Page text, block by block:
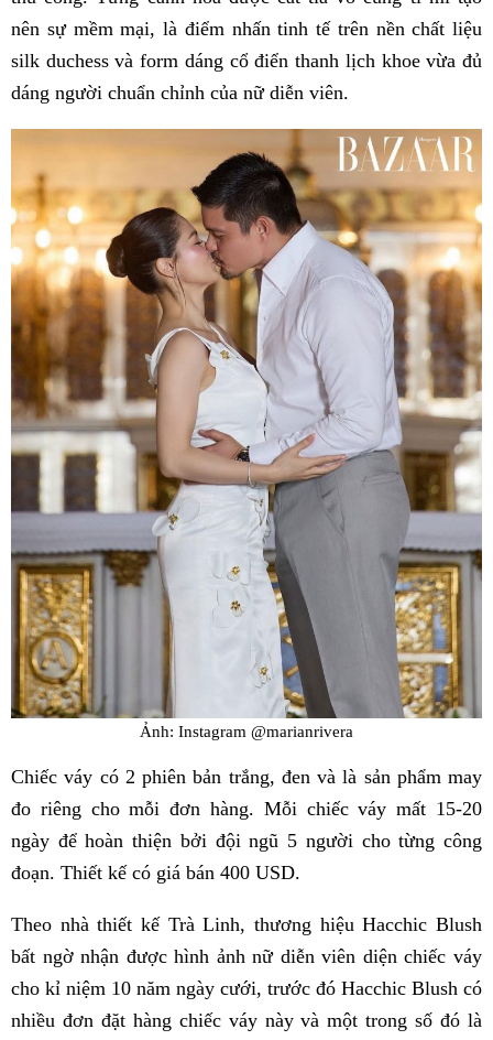
nên sự mềm mại, là điểm nhấn tinh tế trên nền chất liệu
silk duchess và form dáng cổ điển thanh lịch khoe vừa đủ
dáng người chuẩn chỉnh của nữ diễn viên.
Ảnh: Instagram @marianrivera
Chiếc váy có 2 phiên bản trắng, đen và là sản phẩm may
đo riêng cho mỗi đơn hàng. Mỗi chiếc váy mất 15-20
ngày để hoàn thiện bởi đội ngũ 5 người cho từng công
đoạn. Thiết kế có giá bán 400 USD.
Theo nhà thiết kế Trà Linh, thương hiệu Hacchic Blush
bất ngờ nhận được hình ảnh nữ diễn viên diện chiếc váy
cho kỉ niệm 10 năm ngày cưới, trước đó Hacchic Blush có
nhiều đơn đặt hàng chiếc váy này và một trong số đó là